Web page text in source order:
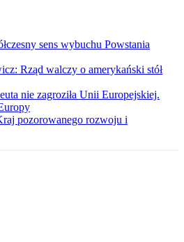
sens wybuchu Powstania
Rząd walczy o amerykański stół
nie zagroziła Unii Europejskiej.
pozorowanego rozwoju i